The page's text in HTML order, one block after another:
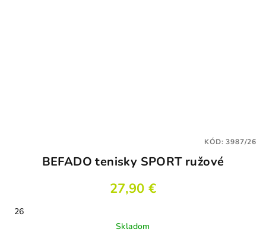
BEFADO tenisky SPORT ružové
27,90 €
26
Skladom
KÓD:3987/26